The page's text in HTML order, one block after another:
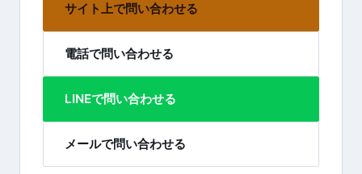
サイト上で問い合わせる
電話で問い合わせる
LINEで問い合わせる
メールで問い合わせる